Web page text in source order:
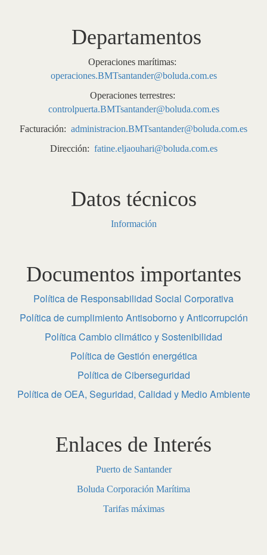
Departamentos
Operaciones marítimas:
operaciones.BMTsantander@boluda.com.es
Operaciones terrestres:
controlpuerta.BMTsantander@boluda.com.es
Facturación: administracion.BMTsantander@boluda.com.es
Dirección: fatine.eljaouhari@boluda.com.es
Datos técnicos
Información
Documentos importantes
Política de Responsabilidad Social Corporativa
Política de cumplimiento Antisoborno y Anticorrupción
Política Cambio climático y Sostenibilidad
Política de Gestión energética
Política de Ciberseguridad
Política de OEA, Seguridad, Calidad y Medio Ambiente
Enlaces de Interés
Puerto de Santander
Boluda Corporación Marítima
Tarifas máximas